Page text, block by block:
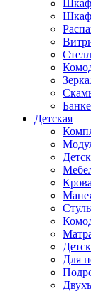
Детская
Для